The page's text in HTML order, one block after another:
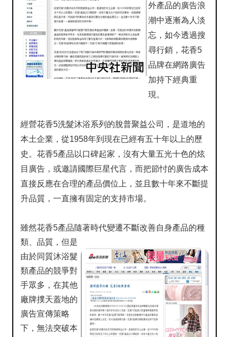
外產品的廣告浪
潮中逐漸為人淡
忘，如今透過搜
尋行銷，花香5
品牌在網路廣告
加持下經典重
現。
經營花香5洗髮沐浴系列的脫普聚益公司，是道地的
本土企業，從1958年到現在已經有五十年以上的歷
史。花香5產品以口碑起家，沒有大量五光十色的炫
目廣告，或邀請國際巨星代言，而把節忖的廣告成本
直接反應在合理的產品價位上，並且數十年來不斷提
升品質，一直擁有固定的支持市場。
雖然花香5產品隨著時代變遷不斷改善自身產品的種
類、品質，但是
由於同質沐浴髮
類產品的競爭對
手眾多，在其他
廠牌撲天蓋地的
廣告宣傳策略
下，無法突破本